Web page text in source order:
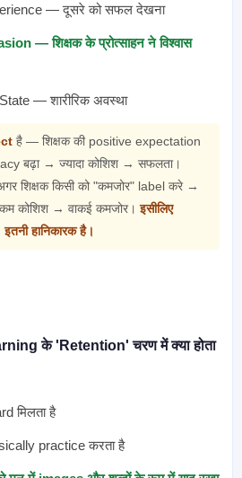
— दूसरे को सफल देखना
— शिक्षक के प्रोत्साहन ने विश्वास
— शारीरिक अवस्था
है — शिक्षक की positive expectation
बढ़ा → ज्यादा कोशिश → सफलता।
शिक्षक किसी को "कमजोर" label करे →
कोशिश → वाकई कमजोर।इसीलिए
हानिकारक है।
के 'Retention' चरण में क्या होता
मिलता है
practice करता है